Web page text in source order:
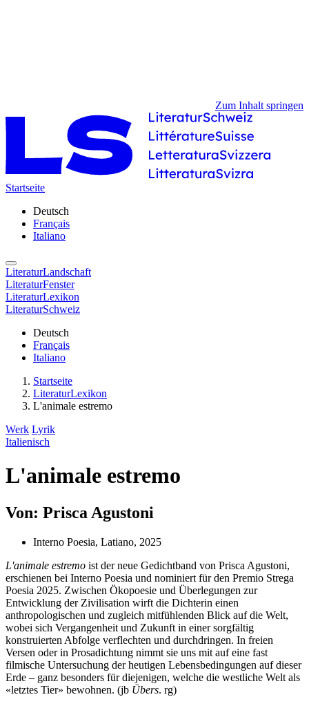
Zum Inhalt springen
Startseite
Deutsch
Français
Italiano
LiteraturLandschaft
LiteraturFenster
LiteraturLexikon
LiteraturSchweiz
Deutsch
Français
Italiano
Startseite
LiteraturLexikon
L'animale estremo
Werk Lyrik
Italienisch
L'animale estremo
Von: Prisca Agustoni
Interno Poesia, Latiano, 2025
L'animale estremo ist der neue Gedichtband von Prisca Agustoni,
erschienen bei Interno Poesia und nominiert für den Premio Strega
Poesia 2025. Zwischen Ökopoesie und Überlegungen zur
Entwicklung der Zivilisation wirft die Dichterin einen
anthropologischen und zugleich mitfühlenden Blick auf die Welt,
wobei sich Vergangenheit und Zukunft in einer sorgfältig
konstruierten Abfolge verflechten und durchdringen. In freien
Versen oder in Prosadichtung nimmt sie uns mit auf eine fast
filmische Untersuchung der heutigen Lebensbedingungen auf dieser
Erde – ganz besonders für diejenigen, welche die westliche Welt als
«letztes Tier» bewohnen. (jb Übers. rg)